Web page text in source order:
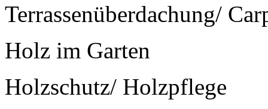
Terrassenüberdachung/
Holz im Garten
Holzschutz/ Holzpflege